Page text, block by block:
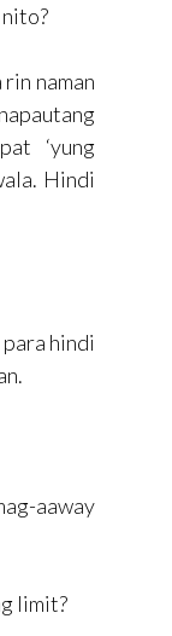
naman
‘yung
Hindi
hindi
aaway
limit?